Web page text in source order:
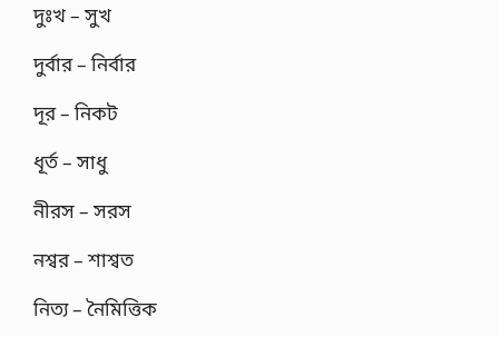
দুঃখ – সুখ
দুর্বার – নির্বার
দূর – নিকট
ধূর্ত – সাধু
নীরস – সরস
নশ্বর – শাশ্বত
নিত্য – নৈমিত্তিক